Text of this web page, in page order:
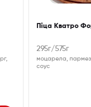
Піца Кватро
295г/575г
моцарела,
соус